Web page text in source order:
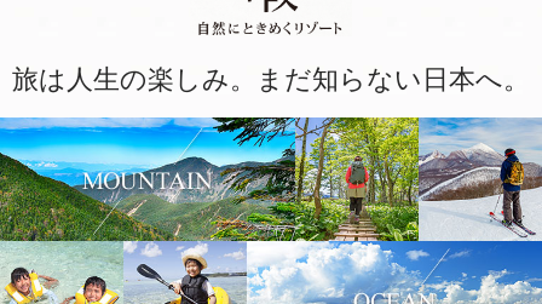
旅は人生の楽しみ。まだ知らない日本へ。